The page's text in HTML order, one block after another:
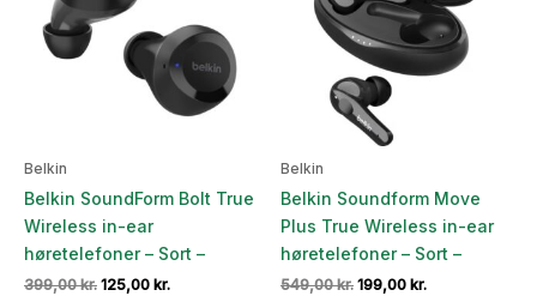
Belkin
Belkin SoundForm Bolt True
Wireless in-ear
høretelefoner – Sort –
399,00kr. Den
125,00 kr.Den
Belkin
Belkin Soundform Move
Plus True Wireless in-ear
høretelefoner – Sort –
549,00kr. Den
199,00 kr.Den